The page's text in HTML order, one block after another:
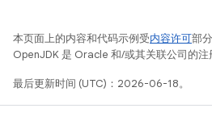
本页面上的内容和代码示例受内容许可部
OpenJDK 是 Oracle 和/或其关联公司的注
最后更新时间 (UTC)：2026-06-18。